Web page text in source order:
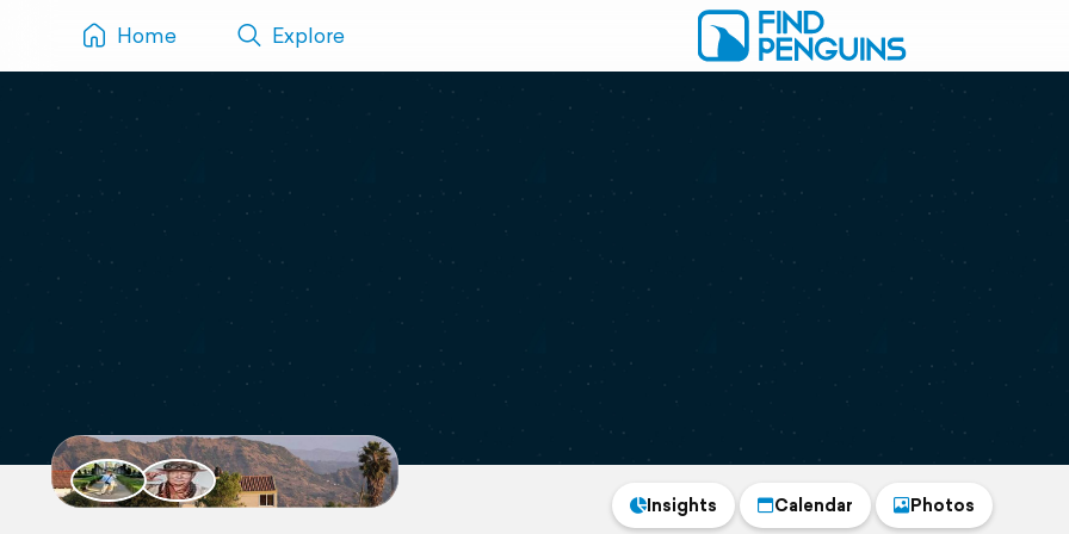
Home Explore
Insights Calendar Photos